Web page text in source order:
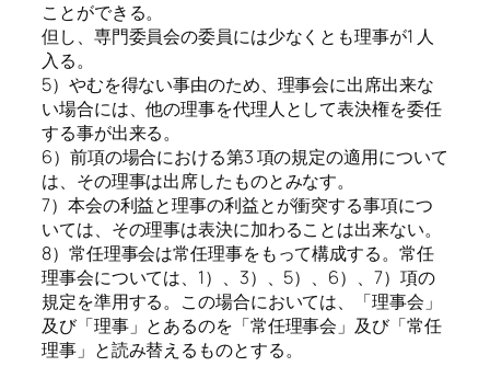
ことができる。
但し、専門委員会の委員には少なくとも理事が1 人
入る。
5）やむを得ない事由のため、理事会に出席出来な
い場合には、他の理事を代理人として表決権を委任
する事が出来る。
6）前項の場合における第3 項の規定の適用について
は、その理事は出席したものとみなす。
7）本会の利益と理事の利益とが衝突する事項につ
いては、その理事は表決に加わることは出来ない。
8）常任理事会は常任理事をもって構成する。常任
理事会については、1）、3）、5）、6）、7）項の
規定を準用する。この場合においては、「理事会」
及び「理事」とあるのを「常任理事会」及び「常任
理事」と読み替えるものとする。